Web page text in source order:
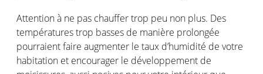
Attention à ne pas chauffer trop peu non plus. Des
températurestrop basses de manière prolongée
pourraientfaire augmenter le taux d’humidité de votre
habitation et encourager le développement de